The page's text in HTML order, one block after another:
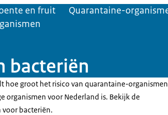
en fruit Quarantaine-
bacteriën
hoe groot het risico van quarantaine-
organismen voor Nederland is. Bekijk de
bacteriën.